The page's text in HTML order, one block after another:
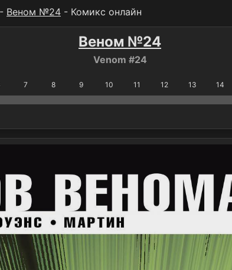
- Веном №24 - Комикс онлайн
Веном №24
Venom #24
7 8 9 10 11 12 13 14